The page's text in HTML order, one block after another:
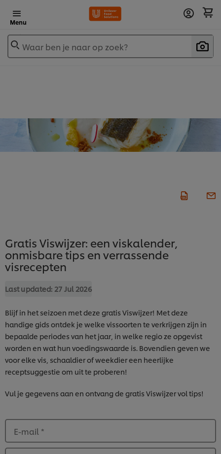
Menu
Waar ben je naar op zoek?
Gratis Viswijzer: een viskalender,
onmisbare tips en verrassende
visrecepten
Last updated: 27 Jul 2026
Blijf in het seizoen met deze gratis Viswijzer! Met deze
handige gids ontdek je welke vissoorten te verkrijgen zijn in
bepaalde periodes van het jaar, in welke regio ze opgevist
worden en wat hun voedingswaarde is. Bovendien geven we
voor elke vis, schaaldier of weekdier een heerlijke
receptsuggestie om uit te proberen!
Vul je gegevens aan en ontvang de gratis Viswijzer vol tips!
E-mail *